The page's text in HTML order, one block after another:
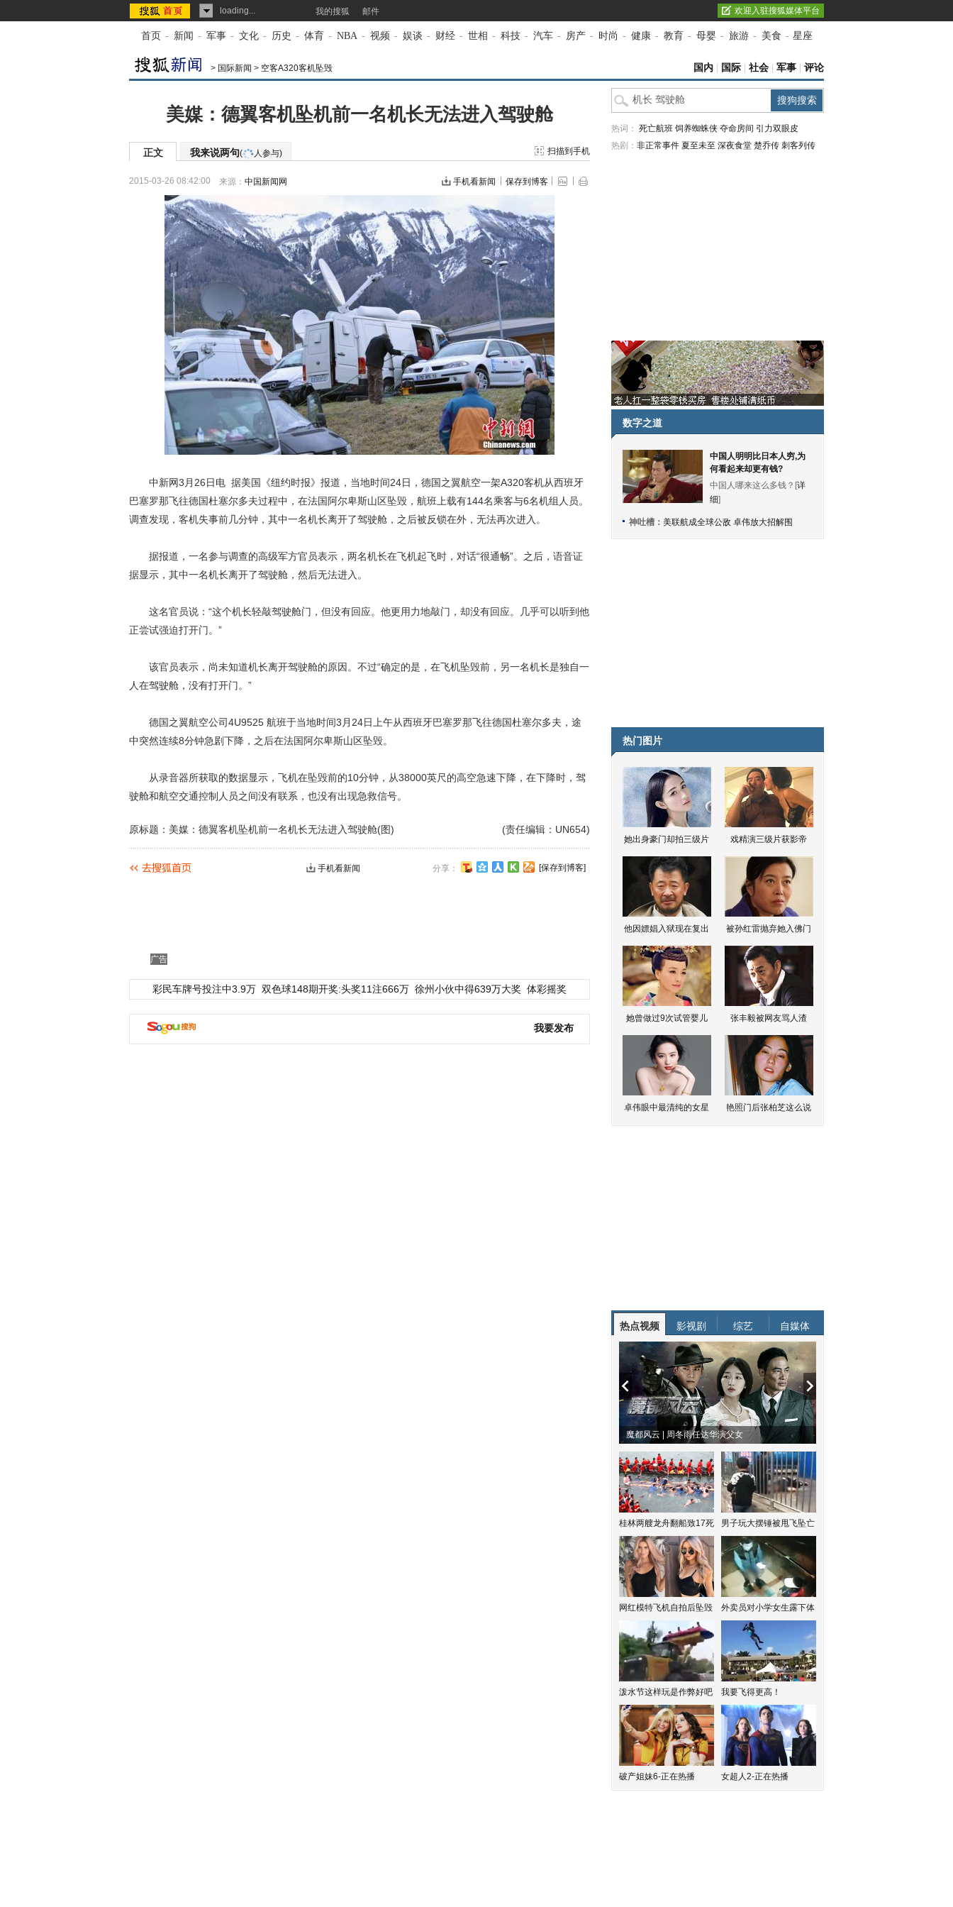
loading... 我的搜狐 邮件 欢迎入驻搜狐媒体平台
首页 - 新闻 - 军事 - 文化 - 历史 - 体育 - NBA - 视频 - 娱谈 - 财经 - 世相 - 科技 - 汽车 - 房产 - 时尚 - 健康 - 教育 - 母婴 - 旅游 - 美食 - 星座
> 国际新闻 > 空客A320客机坠毁 国内 国际 社会 军事 评论
美媒：德翼客机坠机前一名机长无法进入驾驶舱
正文 我来说两句( 人参与) 扫描到手机
2015-03-26 08:42:00 来源： 中国新闻网 手机看新闻 保存到博客
中新网3月26日电 据美国《纽约时报》报道，当地时间24日，德国之翼航空一架A320客机从西班牙
巴塞罗那飞往德国杜塞尔多夫过程中，在法国阿尔卑斯山区坠毁，航班上载有144名乘客与6名机组人员。
调查发现，客机失事前几分钟，其中一名机长离开了驾驶舱，之后被反锁在外，无法再次进入。
据报道，一名参与调查的高级军方官员表示，两名机长在飞机起飞时，对话“很通畅”。之后，语音证
据显示，其中一名机长离开了驾驶舱，然后无法进入。
这名官员说：“这个机长轻敲驾驶舱门，但没有回应。他更用力地敲门，却没有回应。几乎可以听到他
正尝试强迫打开门。”
该官员表示，尚未知道机长离开驾驶舱的原因。不过“确定的是，在飞机坠毁前，另一名机长是独自一
人在驾驶舱，没有打开门。”
德国之翼航空公司4U9525 航班于当地时间3月24日上午从西班牙巴塞罗那飞往德国杜塞尔多夫，途
中突然连续8分钟急剧下降，之后在法国阿尔卑斯山区坠毁。
从录音器所获取的数据显示，飞机在坠毁前的10分钟，从38000英尺的高空急速下降，在下降时，驾
驶舱和航空交通控制人员之间没有联系，也没有出现急救信号。
(责任编辑：UN654)
原标题：美媒：德翼客机坠机前一名机长无法进入驾驶舱(图)
分享： [保存到博客]
手机看新闻
广告
彩民车牌号投注中3.9万 双色球148期开奖:头奖11注666万 徐州小伙中得639万大奖 体彩摇奖
我要发布
热词： 死亡航班 饲养蜘蛛侠 夺命房间 引力双眼皮
热剧： 非正常事件 夏至未至 深夜食堂 楚乔传 刺客列传
数字之道
中国人明明比日本人穷,为
何看起来却更有钱?
中国人哪来这么多钱？[详
细]
神吐槽： 美联航成全球公敌 卓伟放大招解围
热门图片
她出身豪门却拍三级片 戏精演三级片获影帝
他因嫖娼入狱现在复出 被孙红雷抛弃她入佛门
她曾做过9次试管婴儿 张丰毅被网友骂人渣
卓伟眼中最清纯的女星 艳照门后张柏芝这么说
热点视频 影视剧 综艺 自媒体
魔都风云 | 周冬雨任达华演父女
桂林两艘龙舟翻船致17死 男子玩大摆锤被甩飞坠亡
网红模特飞机自拍后坠毁 外卖员对小学女生露下体
泼水节这样玩是作弊好吧 我要飞得更高！
破产姐妹6-正在热播 女超人2-正在热播